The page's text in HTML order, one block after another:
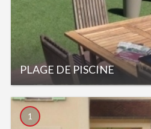
PLAGE DE PISCINE
1